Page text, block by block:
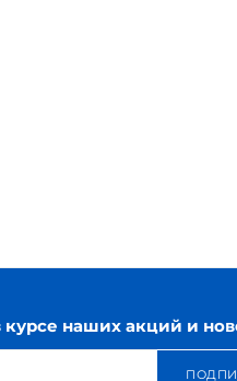
курсе наших акций и